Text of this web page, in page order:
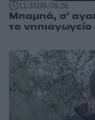
11:3109.08.26
Μπαμπά, σ’
το νηπιαγωγείο